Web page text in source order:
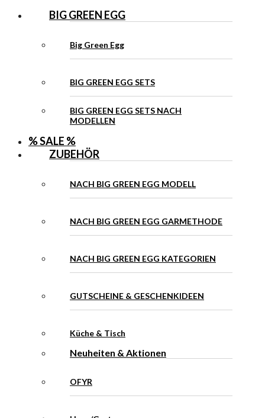
BIG GREEN EGG
Big Green Egg
BIG GREEN EGG SETS
BIG GREEN EGG SETS NACH
MODELLEN
% SALE %
ZUBEHÖR
NACH BIG GREEN EGG MODELL
NACH BIG GREEN EGG GARMETHODE
NACH BIG GREEN EGG KATEGORIEN
GUTSCHEINE & GESCHENKIDEEN
Küche & Tisch
Neuheiten & Aktionen
OFYR